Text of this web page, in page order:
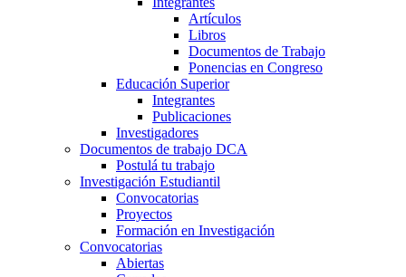
Artículos
Libros
Documentos de Trabajo
Ponencias en Congreso
Educación Superior
Integrantes
Publicaciones
Investigadores
Documentos de trabajo DCA
Postulá tu trabajo
Investigación Estudiantil
Convocatorias
Proyectos
Formación en Investigación
Convocatorias
Abiertas